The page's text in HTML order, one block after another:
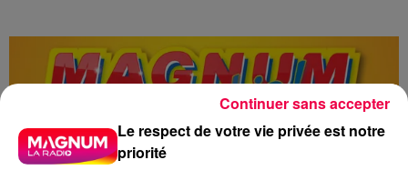
Le respect de votre vie privée est notre
priorité
Continuer sans accepter